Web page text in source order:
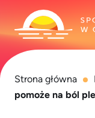
Strona główna
pomoże na ból